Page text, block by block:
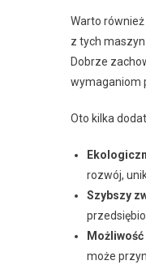
Warto
z tych maszyn
Dobrze
wymaganiom
Oto kilka
rozwój,
Szybszy
może